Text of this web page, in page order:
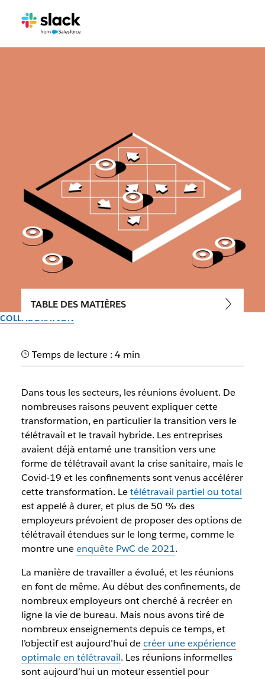
COLLABORATION
Réunion informelle :
informels en entreprise
Avec juste ce qu’il faut de structure, les réunions informelles
facilitent la collaboration et la participation, et encouragent
la créativité
Par l’équipe Slack
30 septembre 2025
TABLE DES MATIÈRES
Temps de lecture : 4 min
Dans tous les secteurs, les réunions évoluent. De
nombreuses raisons peuvent expliquer cette
transformation, en particulier la transition vers le
télétravail et le travail hybride. Les entreprises
avaient déjà entamé une transition vers une
forme de télétravail avant la crise sanitaire, mais le
Covid-19 et les confinements sont venus accélérer
cette transformation. Letélétravail partiel ou total
est appelé à durer, et plus de 50 % des
employeurs prévoient de proposer des options de
télétravail étendues sur le long terme, comme le
montre uneenquête PwC de 2021.
La manière de travailler a évolué, et les réunions
en font de même. Au début des confinements, de
nombreux employeurs ont cherché à recréer en
ligne la vie de bureau. Mais nous avons tiré de
nombreux enseignements depuis ce temps, et
l’objectif est aujourd’hui decréer une expérience
optimale en télétravail. Les réunions informelles
sont aujourd’hui un moteur essentiel pour